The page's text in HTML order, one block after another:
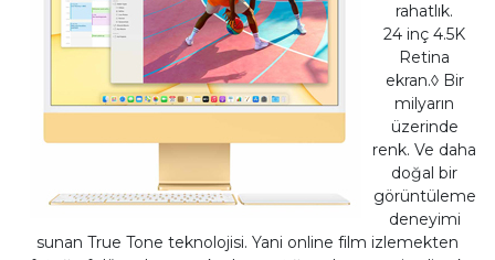
rahatlık.
24 inç 4.5K
Retina
ekran.◊ Bir
milyarın
üzerinde
renk. Ve daha
doğal bir
görüntüleme
deneyimi
sunan True Tone teknolojisi. Yani online film izlemekten